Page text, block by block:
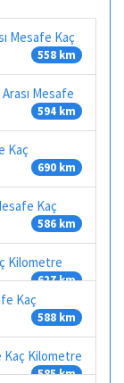
Mesafe Kaç
558 km
Mesafe
594 km
Kaç
690 km
Kaç
586 km
Kilometre
627 km
Kaç
588 km
Kaç Kilometre
585 km